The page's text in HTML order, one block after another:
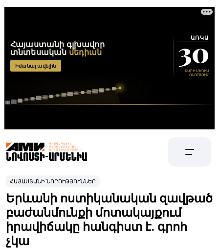
ՀԱՅԱՍՏԱՆԻ ՆՈՐՈՒԹՅՈՒՆՆԵՐ
Երևանի ոստիկանական զավթած
բաժանմունքի մոտակայքում
իրավիճակը հանգիստ է. գրոհ
չկա